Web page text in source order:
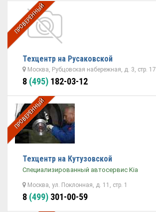
ПРОВЕРЕННЫЙ
Техцентр на Русаковской
Москва, Рубцовская набережная, д. 3, стр. 17
8 (495) 182-03-12
ПРОВЕРЕННЫЙ
Техцентр на Кутузовской
Специализированный автосервис Kia
Москва, ул. Поклонная, д. 11, стр. 1
8 (499) 301-00-59